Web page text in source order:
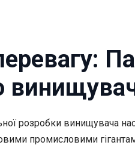
розробки винищувача
промисловими